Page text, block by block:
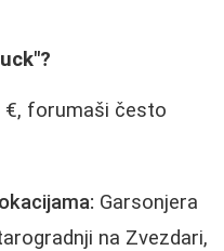
€, forumaši često
Garsonjera
na Zvezdari,